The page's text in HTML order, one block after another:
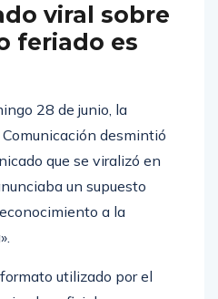
viral sobre
feriado es
28 de junio, la
desmintió
que se viralizó en
un supuesto
a la
utilizado por el